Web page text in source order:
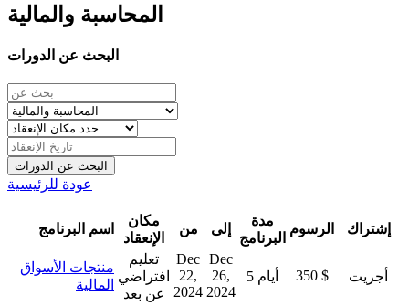
المحاسبة والمالية
البحث عن الدورات
عودة للرئيسية
اسم البرنامج
مكان
الإنعقاد
من إلى
مدة
البرنامج
الرسوم إشتراك
منتجات الأسواق
المالية
تعليم
افتراضي
عن بعد
Dec
22,
2024
Dec
26,
2024
5 أيام 350 $